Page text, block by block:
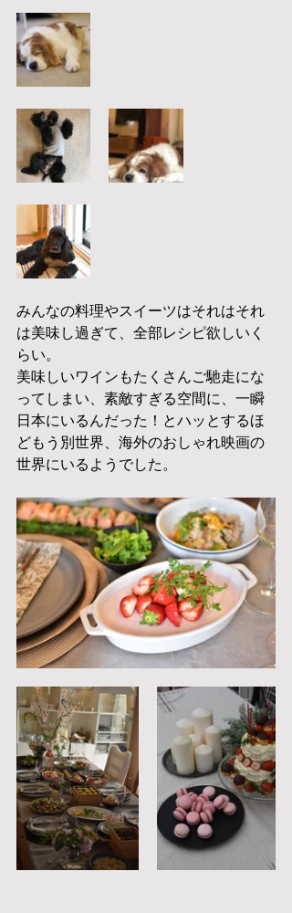
みんなの料理やスイーツはそれはそれ
は美味し過ぎて、全部レシピ欲しいく
らい。
美味しいワインもたくさんご馳走にな
ってしまい、素敵すぎる空間に、一瞬
日本にいるんだった！とハッとするほ
どもう別世界、海外のおしゃれ映画の
世界にいるようでした。